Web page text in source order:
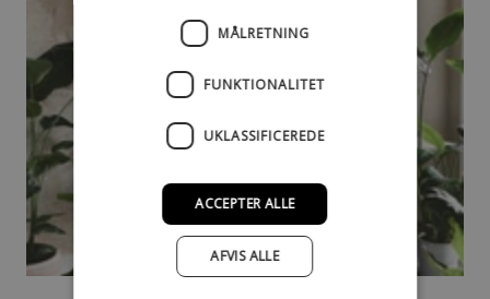
MÅLRETNING
FUNKTIONALITET
UKLASSIFICEREDE
ACCEPTER ALLE
AFVIS ALLE